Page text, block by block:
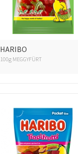
HARIBO
100g MEGGYFÜRT